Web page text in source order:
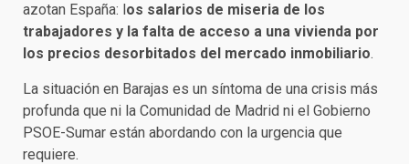
azotan España: los salarios de miseria de los
trabajadores y la falta de acceso a una vivienda por
los precios desorbitados del mercado inmobiliario.
La situación en Barajas es un síntoma de una crisis más
profunda que ni la Comunidad de Madrid ni el Gobierno
PSOE-Sumar están abordando con la urgencia que
requiere.